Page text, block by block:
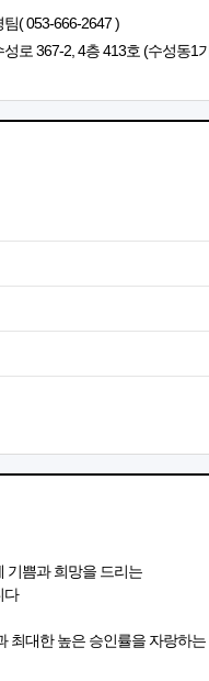
( 053-666-2647 )
로 367-2, 4층 413호 (수성동1
기쁨과 희망을 드리는
다
최대한 높은 승인률을 자랑하